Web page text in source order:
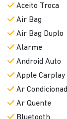
Aceito Troca
Air Bag
Air Bag Duplo
Alarme
Android Auto
Apple Carplay
Ar
Ar Quente